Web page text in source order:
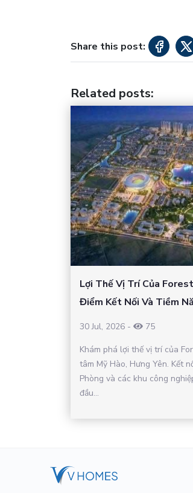
Share this post:
Related posts:
Lợi Thế Vị Trí Của
Điểm Kết Nối Và Tiềm
30 Jul, 2026 -
75
Khám phá lợi thế vị trí của
tâm Mỹ Hào, Hưng Yên. Kết
Phòng và các khu công
đầu...